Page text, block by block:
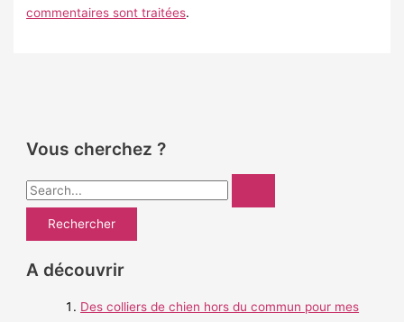
commentaires sont traitées.
Vous cherchez ?
R
e
A découvrir
Des colliers de chien hors du commun pour mes